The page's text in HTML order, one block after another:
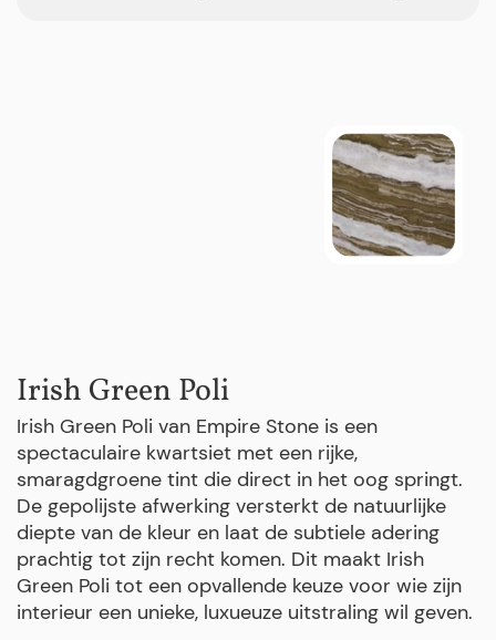
Irish Green Poli
Irish Green Poli van Empire Stone is een
spectaculaire kwartsiet met een rijke,
smaragdgroene tint die direct in het oog springt.
De gepolijste afwerking versterkt de natuurlijke
diepte van de kleur en laat de subtiele adering
prachtig tot zijn recht komen. Dit maakt Irish
Green Poli tot een opvallende keuze voor wie zijn
interieur een unieke, luxueuze uitstraling wil geven.